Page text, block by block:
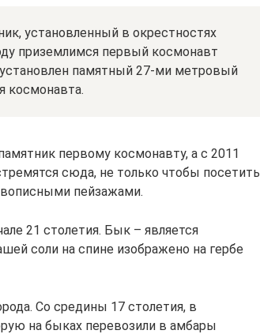
установленный в окрестностях
приземлимся первый космонавт
памятный 27-ми метровый
космонавта.
первому космонавту, а с 2011
сюда, не только чтобы посетить
пейзажами.
21 столетия. Бык – является
соли на спине изображено на гербе
Со средины 17 столетия, в
на быках перевозили в амбары